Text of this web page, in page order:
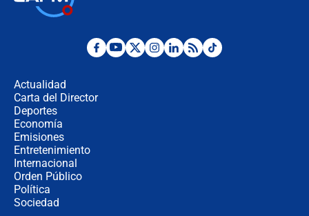
Desde dermatitis hasta infecciones:
Actualidad
Carta del Director
Deportes
Economía
Emisiones
Entretenimiento
Internacional
Orden Público
Política
Sociedad